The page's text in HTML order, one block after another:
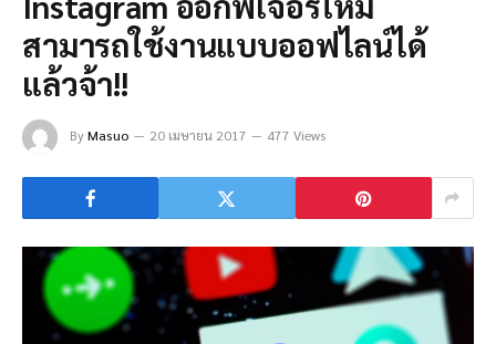
สามารถใช้งานแบบออฟไลน์ได้
แล้วจ้า!!
ByMasuo 20 เมษายน 2017 477 Views